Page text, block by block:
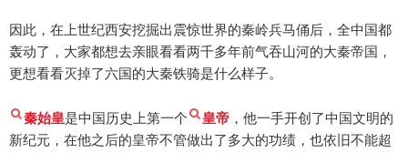
因此，在上世纪西安挖掘出震惊世界的秦岭兵马俑后，全中国都
轰动了，大家都想去亲眼看看两千多年前气吞山河的大秦帝国，
更想看看灭掉了六国的大秦铁骑是什么样子。
秦始皇是中国历史上第一个 皇帝 ，他一手开创了中国文明的
新纪元，在他之后的皇帝不管做出了多大的功绩，也依旧不能超